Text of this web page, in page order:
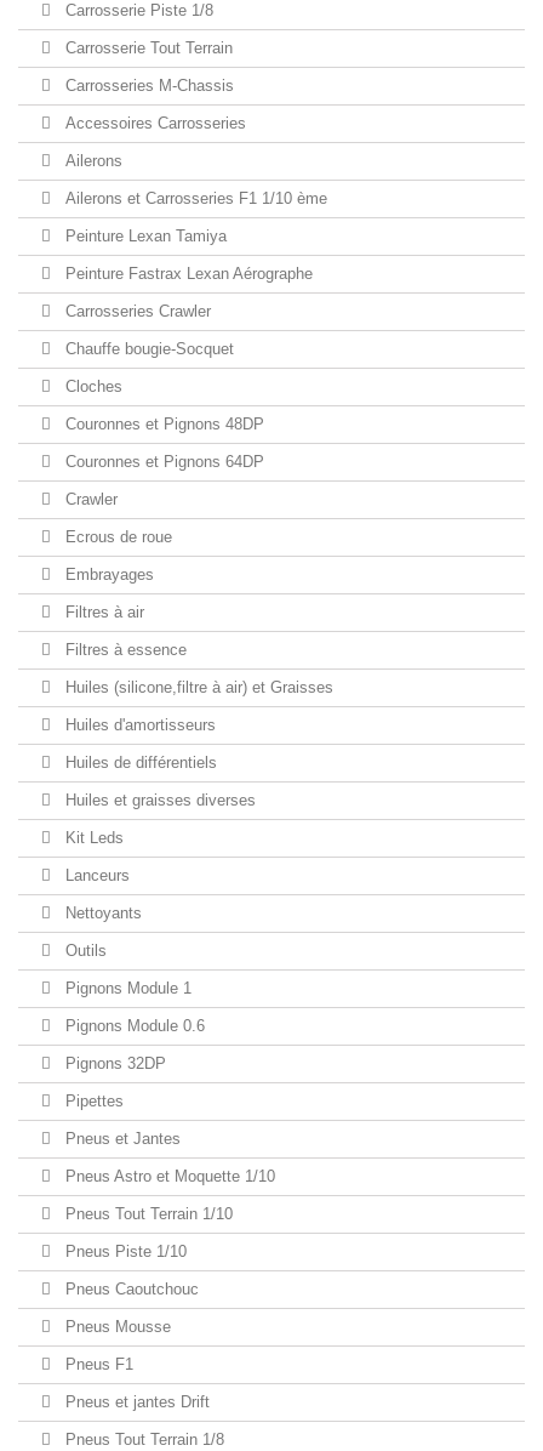
Carrosserie Piste 1/8
Carrosserie Tout Terrain
Carrosseries M-Chassis
Accessoires Carrosseries
Ailerons
Ailerons et Carrosseries F1 1/10 ème
Peinture Lexan Tamiya
Peinture Fastrax Lexan Aérographe
Carrosseries Crawler
Chauffe bougie-Socquet
Cloches
Couronnes et Pignons 48DP
Couronnes et Pignons 64DP
Crawler
Ecrous de roue
Embrayages
Filtres à air
Filtres à essence
Huiles (silicone,filtre à air) et Graisses
Huiles d'amortisseurs
Huiles de différentiels
Huiles et graisses diverses
Kit Leds
Lanceurs
Nettoyants
Outils
Pignons Module 1
Pignons Module 0.6
Pignons 32DP
Pipettes
Pneus et Jantes
Pneus Astro et Moquette 1/10
Pneus Tout Terrain 1/10
Pneus Piste 1/10
Pneus Caoutchouc
Pneus Mousse
Pneus F1
Pneus et jantes Drift
Pneus Tout Terrain 1/8